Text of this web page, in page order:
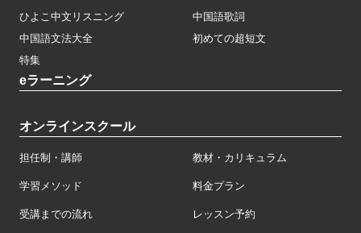
ひよこ中文リスニング
中国語歌詞
中国語文法大全
初めての超短文
特集
eラーニング
オンラインスクール
担任制・講師 教材・カリキュラム
学習メソッド 料金プラン
受講までの流れ レッスン予約